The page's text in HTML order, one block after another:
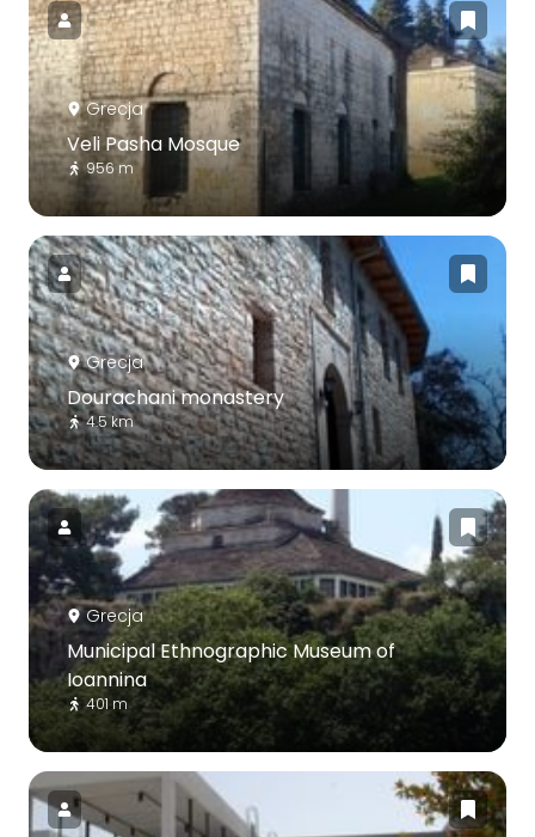
Grecja
Veli Pasha Mosque
956 m
Grecja
Dourachani monastery
4.5 km
Grecja
Municipal Ethnographic Museum of
Ioannina
401 m